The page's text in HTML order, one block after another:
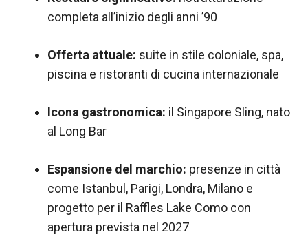
completa all’inizio degli anni ’90
Offerta attuale: suite in stile coloniale, spa,
piscina e ristoranti di cucina internazionale
Icona gastronomica: il Singapore Sling, nato
al Long Bar
Espansione del marchio: presenze in città
come Istanbul, Parigi, Londra, Milano e
progetto per il Raffles Lake Como con
apertura prevista nel 2027